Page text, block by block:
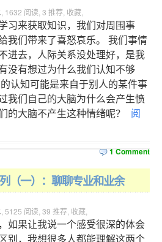
1632 阅读, 3 推荐, 收藏
习来获取知识，我们对周围事
我们带来了喜怒哀乐。 我们事情
进去，人际关系没处理好，是我
没有想过为什么我们认知不够
认知可能是来自于别人的某件事
我们自己的大脑为什么会产生愤
的大脑不产生这种情绪呢？
阅
1 Comment
（一）：聊聊专业和业余
5125 阅读, 39 推荐, 收藏
如果让我说一个感受很深的体会
别，我想很多人都能理解这两个